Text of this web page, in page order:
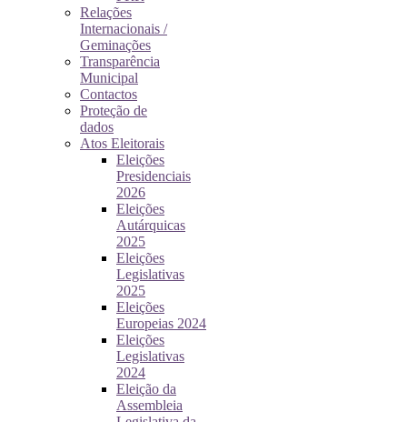
Relações
Internacionais /
Geminações
Transparência
Municipal
Contactos
Proteção de
dados
Atos Eleitorais
Eleições
Presidenciais
2026
Eleições
Autárquicas
2025
Eleições
Legislativas
2025
Eleições
Europeias 2024
Eleições
Legislativas
2024
Eleição da
Assembleia